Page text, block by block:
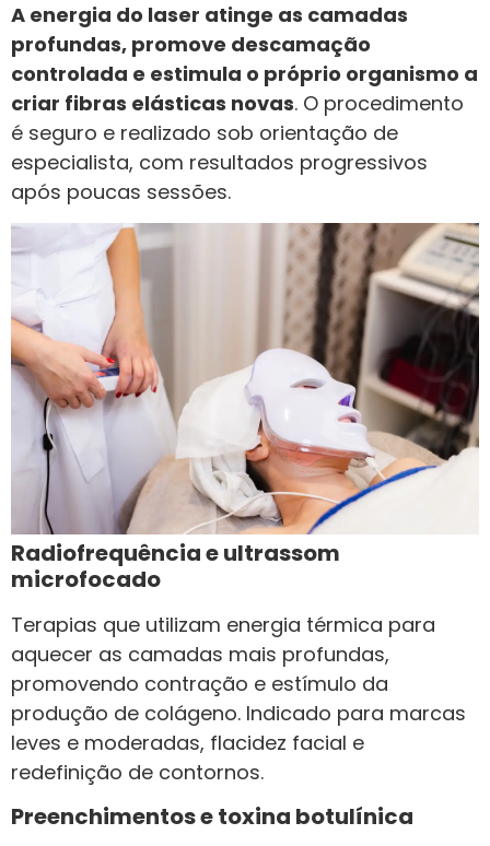
A energia do laser atinge as camadas
profundas, promove descamação
controlada e estimula o próprio organismo a
criar fibras elásticas novas. O procedimento
é seguro e realizado sob orientação de
especialista, com resultados progressivos
após poucas sessões.
Radiofrequência e ultrassom
microfocado
Terapias que utilizam energia térmica para
aquecer as camadas mais profundas,
promovendo contração e estímulo da
produção de colágeno. Indicado para marcas
leves e moderadas, flacidez facial e
redefinição de contornos.
Preenchimentos e toxina botulínica